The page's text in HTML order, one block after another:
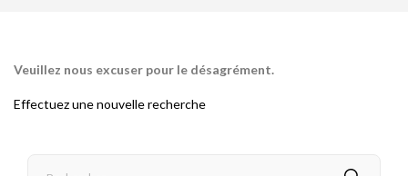
Veuillez nous excuser pour le désagrément.
Effectuez une nouvelle recherche